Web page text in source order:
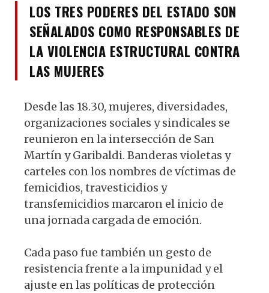
LOS TRES PODERES DEL ESTADO SON
SEÑALADOS COMO RESPONSABLES DE
LA VIOLENCIA ESTRUCTURAL CONTRA
LAS MUJERES
Desde las 18.30, mujeres, diversidades,
organizaciones sociales y sindicales se
reunieron en la intersección de San
Martín y Garibaldi. Banderas violetas y
carteles con los nombres de víctimas de
femicidios, travesticidios y
transfemicidios marcaron el inicio de
una jornada cargada de emoción.
Cada paso fue también un gesto de
resistencia frente a la impunidad y el
ajuste en las políticas de protección